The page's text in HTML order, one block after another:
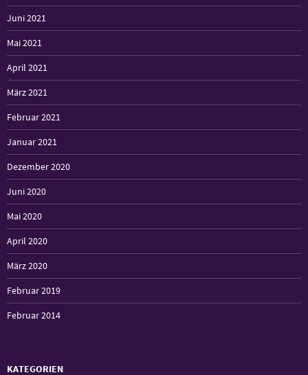
Juni 2021
Mai 2021
April 2021
März 2021
Februar 2021
Januar 2021
Dezember 2020
Juni 2020
Mai 2020
April 2020
März 2020
Februar 2019
Februar 2014
KATEGORIEN